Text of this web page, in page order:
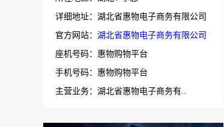
详细地址：湖北省惠物电子商务有限公司
官方网站： 湖北省惠物电子商务有限公司
座机号码：惠物购物平台
手机号码：惠物购物平台
主营业务：湖北省惠物电子商务有..